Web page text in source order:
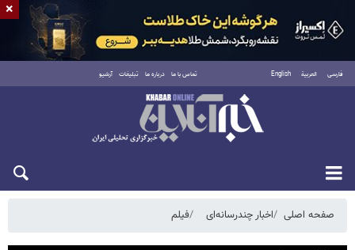
فارسی العربية English تماس با ما درباره ما تبلیغات آرشیو
شنبه ۱۷ مرداد ۱۴۰۵
صفحه اصلی اخبار چندرسانه‌ای فیلم
×